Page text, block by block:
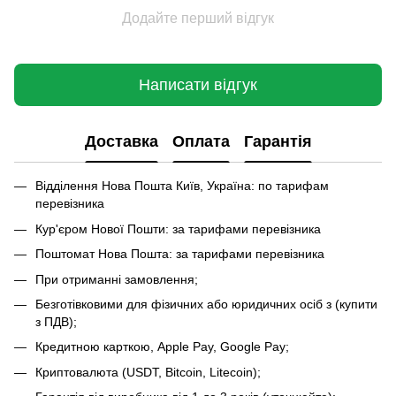
Додайте перший відгук
Написати відгук
Доставка Оплата Гарантія
Відділення Нова Пошта Київ, Україна: по тарифам
перевізника
Кур'єром Нової Пошти: за тарифами перевізника
Поштомат Нова Пошта: за тарифами перевізника
При отриманні замовлення;
Безготівковими для фізичних або юридичних осіб з (купити
з ПДВ);
Кредитною карткою, Apple Pay, Google Pay;
Криптовалюта (USDT, Bitcoin, Litecoin);